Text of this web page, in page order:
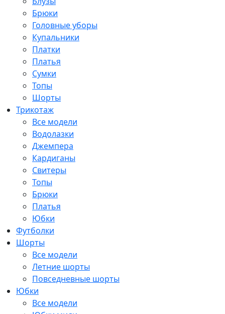
Брюки
Головные уборы
Купальники
Платки
Платья
Сумки
Топы
Шорты
Трикотаж
Все модели
Водолазки
Джемпера
Кардиганы
Свитеры
Топы
Брюки
Платья
Юбки
Футболки
Шорты
Все модели
Летние шорты
Повседневные шорты
Юбки
Все модели